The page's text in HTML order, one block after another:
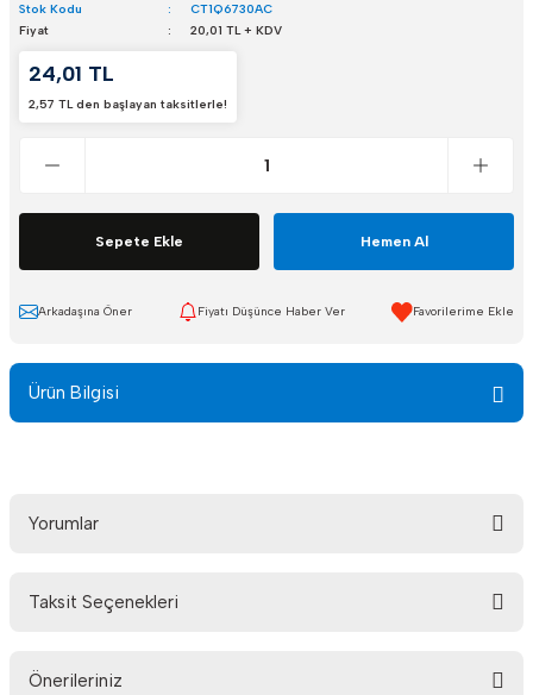
Stok Kodu
CT1Q6730AC
Fiyat
20,01 TL + KDV
24,01 TL
2,57 TL den başlayan taksitlerle!
Sepete Ekle Hemen Al
Arkadaşına Öner Fiyatı Düşünce Haber Ver
Ürün Bilgisi
Yorumlar
Taksit Seçenekleri
Önerileriniz